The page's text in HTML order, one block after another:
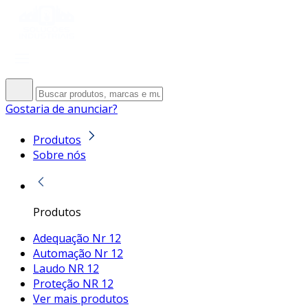
Gostaria de anunciar?
Produtos
Sobre nós
Produtos
Adequação Nr 12
Automação Nr 12
Laudo NR 12
Proteção NR 12
Ver mais produtos